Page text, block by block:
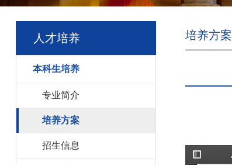
人才培养
本科生培养
专业简介
培养方案
招生信息
培养方案